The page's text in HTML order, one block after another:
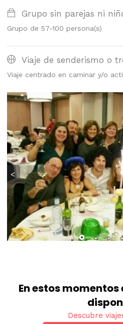
Grupo sin parejas ni
Grupo de 57-100 persona(s)
Viaje de senderismo o
Viaje centrado en caminar y/o
<
En estos
Descubre